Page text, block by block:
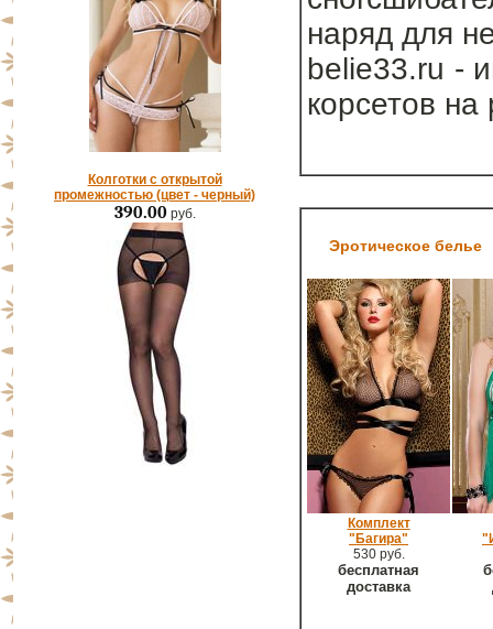
Колготки с открытой
промежностью (цвет - черный)
390.00руб.
наряд для
belie33.ru -
корсетов
Эротическое белье
Комплект
"Багира"
530 руб.
бесплатная
доставка